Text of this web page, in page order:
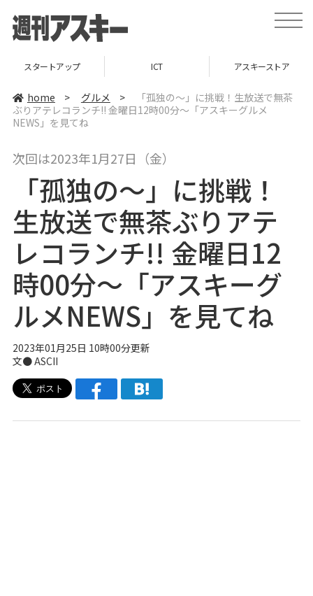
t
o
e
a
v
ICT アスキーストア インフォメーシ
home > グルメ >
「孤独の～」に挑戦！生放送で無茶
ぶりアテレコランチ!! 金曜日12時00分～「アスキーグルメ
NEWS」を見てね
次回は2023年1月27日（金）
「孤独の～」に挑戦！
生放送で無茶ぶりアテ
レコランチ!! 金曜日12
時00分～「アスキーグ
ルメNEWS」を見てね
2023年01月25日 10時00分更新
文● ASCII